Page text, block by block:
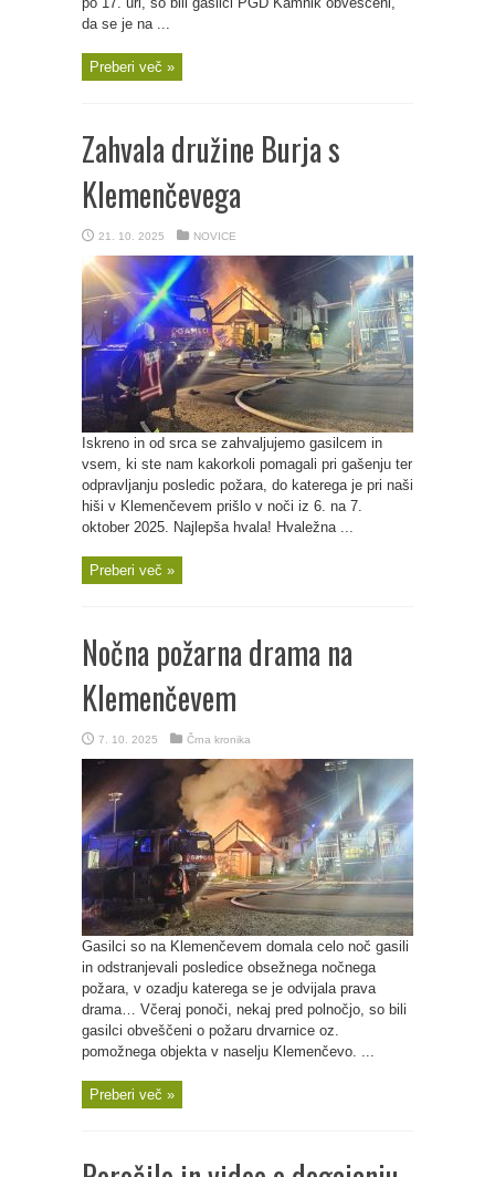
da se je na ...
Preberi več »
Zahvala družine Burja s
Klemenčevega
21. 10. 2025 NOVICE
Iskreno in od srca se zahvaljujemo gasilcem in
vsem, ki ste nam kakorkoli pomagali pri gašenju ter
odpravljanju posledic požara, do katerega je pri naši
hiši v Klemenčevem prišlo v noči iz 6. na 7.
oktober 2025. Najlepša hvala! Hvaležna ...
Preberi več »
Nočna požarna drama na
Klemenčevem
7. 10. 2025 Črna kronika
Gasilci so na Klemenčevem domala celo noč gasili
in odstranjevali posledice obsežnega nočnega
požara, v ozadju katerega se je odvijala prava
drama… Včeraj ponoči, nekaj pred polnočjo, so bili
gasilci obveščeni o požaru drvarnice oz.
pomožnega objekta v naselju Klemenčevo. ...
Preberi več »